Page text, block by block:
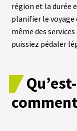
région et la durée
planifier le voyage
même des
puissiez pédaler